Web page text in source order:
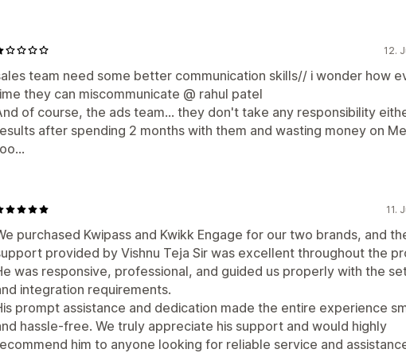
12.
team need some better communication skills// i wonder how
they can miscommunicate @ rahul patel
of course, the ads team... they don't take any responsibility
after spending 2 months with them and wasting money on
11.
purchased Kwipass and Kwikk Engage for our two brands, and
provided by Vishnu Teja Sir was excellent throughout the
was responsive, professional, and guided us properly with the
integration requirements.
prompt assistance and dedication made the entire experience
hassle-free. We truly appreciate his support and would highly
him to anyone looking for reliable service and